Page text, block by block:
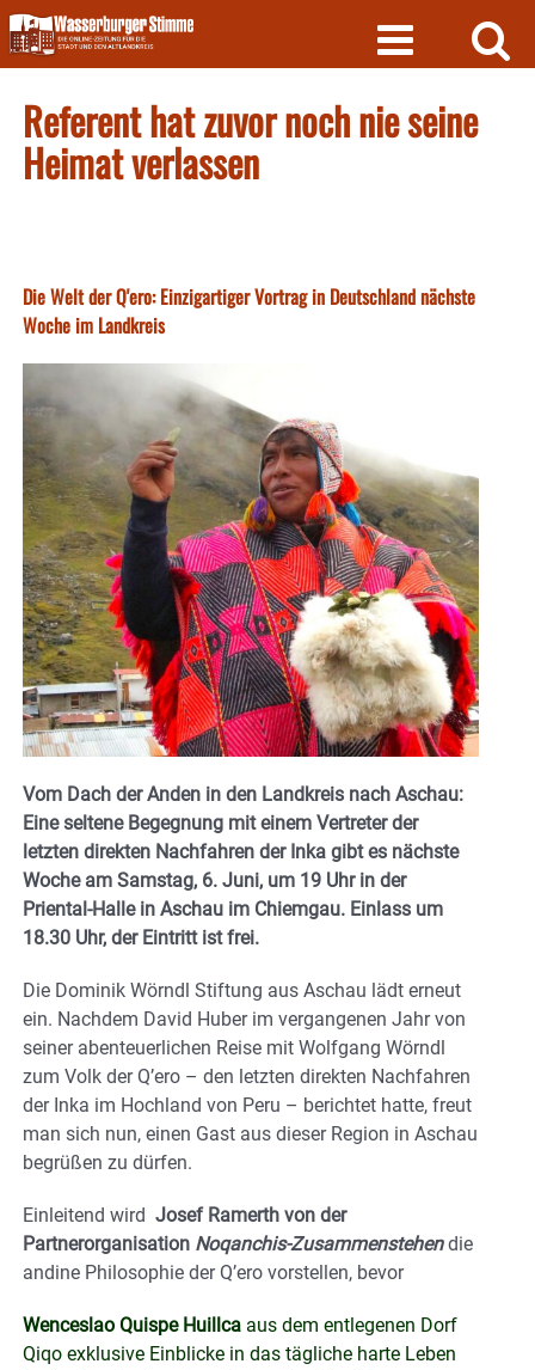
Skip
to
content
Referent hat zuvor noch nie seine
Heimat verlassen
Die Welt der Q'ero: Einzigartiger Vortrag in Deutschland nächste
Woche im Landkreis
Vom Dach der Anden in den Landkreis nach Aschau:
Eine seltene Begegnung mit einem Vertreter der
letzten direkten Nachfahren der Inka gibt es nächste
Woche am Samstag, 6. Juni, um 19 Uhr in der
Priental-Halle in Aschau im Chiemgau. Einlass um
18.30 Uhr, der Eintritt ist frei.
Die Dominik Wörndl Stiftung aus Aschau lädt erneut
ein. Nachdem David Huber im vergangenen Jahr von
seiner abenteuerlichen Reise mit Wolfgang Wörndl
zum Volk der Q’ero – den letzten direkten Nachfahren
der Inka im Hochland von Peru – berichtet hatte, freut
man sich nun, einen Gast aus dieser Region in Aschau
begrüßen zu dürfen.
Einleitend wird Josef Ramerth von der
Partnerorganisation Noqanchis-Zusammenstehendie
andine Philosophie der Q’ero vorstellen, bevor
Wenceslao Quispe Huillca aus dem entlegenen Dorf
Qiqo exklusive Einblicke in das tägliche harte Leben